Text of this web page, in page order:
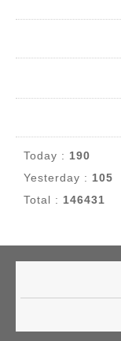
Today : 190
Yesterday : 105
Total : 146431